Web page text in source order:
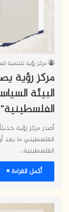
مركز رؤية للتنمية
مركز رؤية
البيئة
الفلسطينية”
أصدر مركز رؤية
الفلسطينية،…
أكمل القراءة »